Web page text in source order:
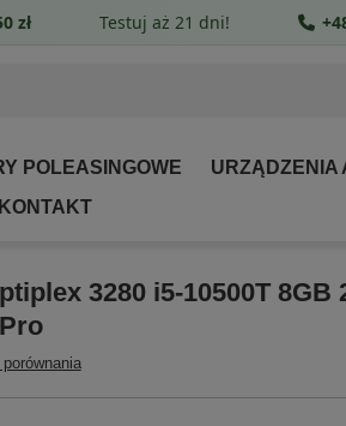
POLEASINGOWE URZĄDZENIA
KONTAKT
3280 i5-10500T 8GB
zł Testuj aż 21 dni!